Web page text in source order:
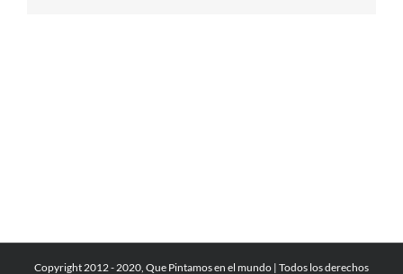
Copyright 2012 - 2020, Que Pintamos en el mundo | Todos los derechos